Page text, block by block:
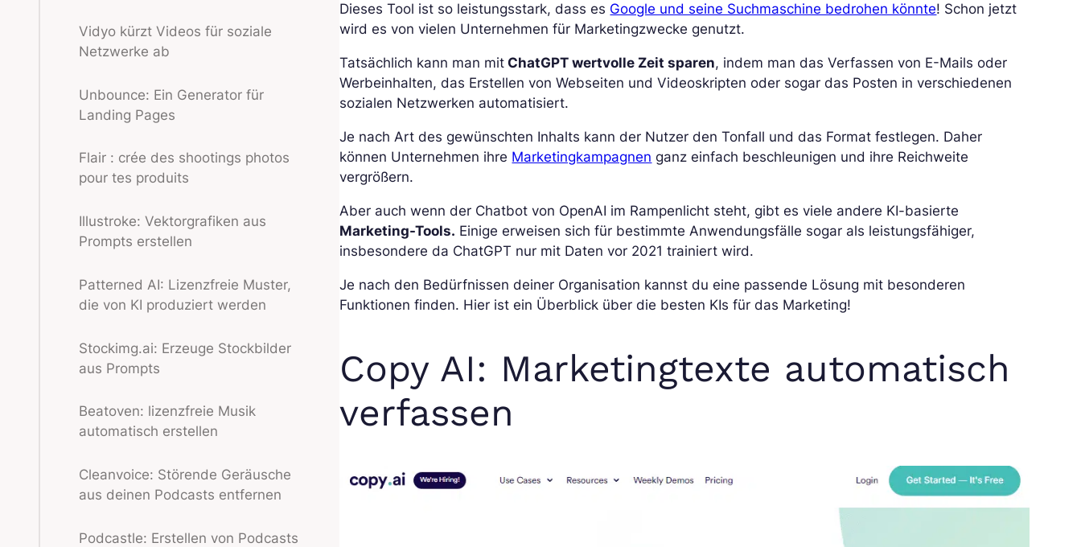
Vidyo kürzt Videos für soziale
Netzwerke ab
Unbounce: Ein Generator für
Landing Pages
Flair : crée des shootings photos
pour tes produits
Illustroke: Vektorgrafiken aus
Prompts erstellen
Patterned AI: Lizenzfreie Muster,
die von KI produziert werden
Stockimg.ai: Erzeuge Stockbilder
aus Prompts
Beatoven: lizenzfreie Musik
automatisch erstellen
Cleanvoice: Störende Geräusche
aus deinen Podcasts entfernen
Podcastle: Erstellen von Podcasts
Dieses Tool ist so leistungsstark, dass es Google und seine Suchmaschine bedrohen könnte! Schon jetzt
wird es von vielen Unternehmen für Marketingzwecke genutzt.
Tatsächlich kann man mit ChatGPT wertvolle Zeit sparen, indem man das Verfassen von E-Mails oder
Werbeinhalten, das Erstellen von Webseiten und Videoskripten oder sogar das Posten in verschiedenen
sozialen Netzwerken automatisiert.
Je nach Art des gewünschten Inhalts kann der Nutzer den Tonfall und das Format festlegen. Daher
können Unternehmen ihre Marketingkampagnen ganz einfach beschleunigen und ihre Reichweite
vergrößern.
Aber auch wenn der Chatbot von OpenAI im Rampenlicht steht, gibt es viele andere KI-basierte
Marketing-Tools. Einige erweisen sich für bestimmte Anwendungsfälle sogar als leistungsfähiger,
insbesondere da ChatGPT nur mit Daten vor 2021 trainiert wird.
Je nach den Bedürfnissen deiner Organisation kannst du eine passende Lösung mit besonderen
Funktionen finden. Hier ist ein Überblick über die besten KIs für das Marketing!
Copy AI: Marketingtexte automatisch
verfassen